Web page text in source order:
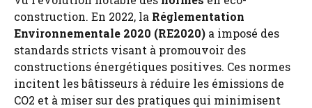
construction. En 2022, la Réglementation
Environnementale 2020 (RE2020) a imposé des
standards stricts visant à promouvoir des
constructions énergétiques positives. Ces normes
incitent les bâtisseurs à réduire les émissions de
CO2 et à miser sur des pratiques qui minimisent